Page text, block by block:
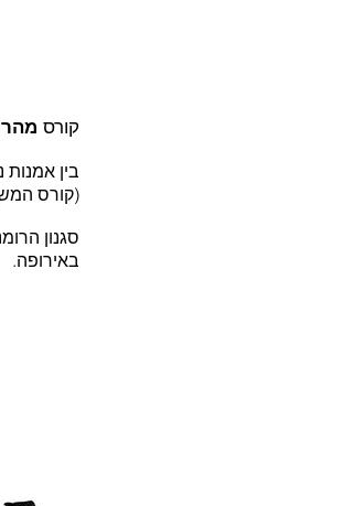
קורס
בין אמנות
(קורס
סגנון
באירופה.